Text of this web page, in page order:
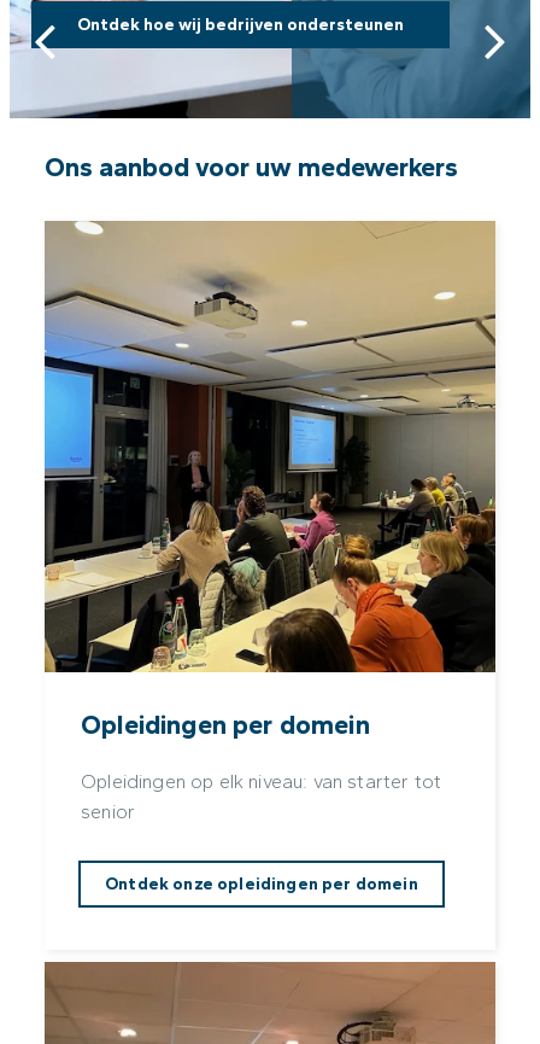
Ontdek hoe wij bedrijven ondersteunen
Vorige
Ons aanbod voor uw medewerkers
Opleidingen per domein
Opleidingen op elk niveau: van starter tot
senior
Ontdek onze opleidingen per domein